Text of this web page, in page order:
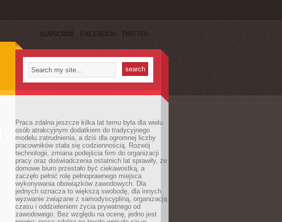
SUBSCRIBE FACEBOOK TWITTER
Praca zdalna jeszcze kilka lat temu była dla wielu
osób atrakcyjnym dodatkiem do tradycyjnego
modelu zatrudnienia, a dziś dla ogromnej liczby
pracowników stała się codziennością. Rozwój
technologii, zmiana podejścia firm do organizacji
pracy oraz doświadczenia ostatnich lat sprawiły, że
domowe biuro przestało być ciekawostką, a
zaczęło pełnić rolę pełnoprawnego miejsca
wykonywania obowiązków zawodowych. Dla
jednych oznacza to większą swobodę, dla innych
wyzwanie związane z samodyscypliną, organizacją
czasu i oddzieleniem życia prywatnego od
zawodowego. Bez względu na ocenę, jedno jest